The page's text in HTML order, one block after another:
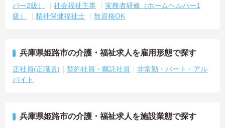
パー2級）
社会福祉主事
実務者研修（ホームヘルパー1
級）
精神保健福祉士 無資格OK
兵庫県姫路市の介護・福祉求人を雇用形態で探す
正社員(正職員) 契約社員・嘱託社員
非常勤・パート・アル
バイト
兵庫県姫路市の介護・福祉求人を施設業態で探す